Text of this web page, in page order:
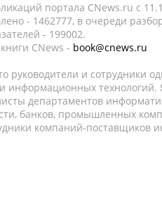
портала CNews.ru c
- 1462777, в очереди
- 199002.
CNews - book@cnews.ru
руководители и сотрудники
информационных
департаментов
банков, промышленных
компаний-поставщиков